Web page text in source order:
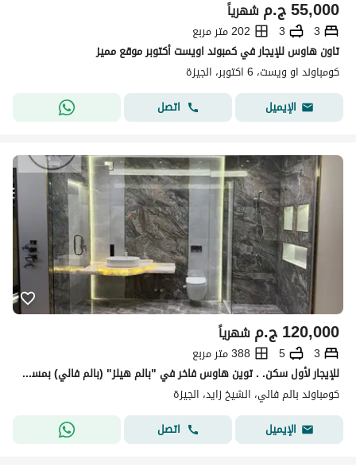
ج.م55,000 شهرياً
3
3
202 متر مربع
تاون هاوس للإيجار في كمبوند اويست أكتوبر موقع مميز
كومباوند او ويست، 6 اكتوبر، الجيزة
الإيميل
اتصل
ج.م120,000 شهرياً
3
5
388 متر مربع
للإيجار لأول سكن. . توين هاوس فاخر في "بالم هيلز" (بالم فالي) بمساحات واسعة وتكييفات بالكامل
كومباوند بالم فالي، الشيخ زايد، الجيزة
الإيميل
اتصل